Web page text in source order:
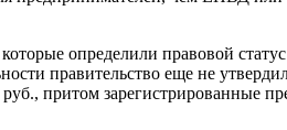
определили правовой
правительство еще не
притом зарегистрированные